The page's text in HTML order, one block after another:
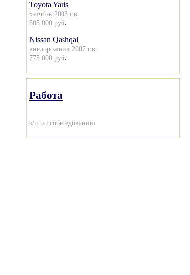
Toyota Yaris
хэтчбэк 2003 г.в.
505 000 руб.
Nissan Qashqai
внедорожник 2007 г.в.
775 000 руб.
Работа
з/п по собеседованию